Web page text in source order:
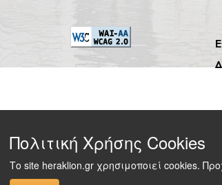
Πολιτική Χρήσης Cookies
Το site heraklion.gr χρησιμοποιεί cookies.